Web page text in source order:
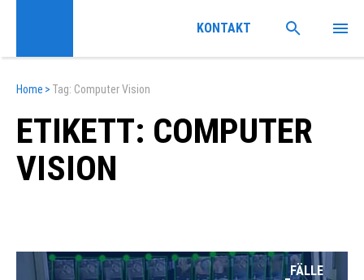
Home > Tag: Computer Vision
ETIKETT: COMPUTER
VISION
FÄLLE
KONTAKT